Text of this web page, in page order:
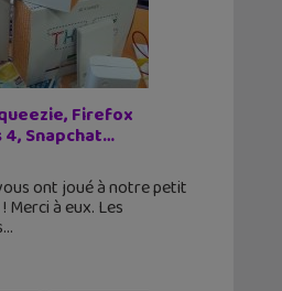
Firefox
4, Snapchat…
ont joué à notre petit
à eux. Les